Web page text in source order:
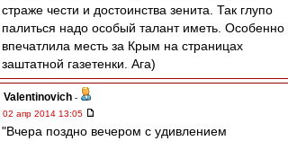
страже чести и достоинства зенита. Так глупо
палиться надо особый талант иметь. Особенно
впечатлила месть за Крым на страницах
заштатной газетенки. Ага)
Valentinovich -
02 апр 2014 13:05
"Вчера поздно вечером с удивлением